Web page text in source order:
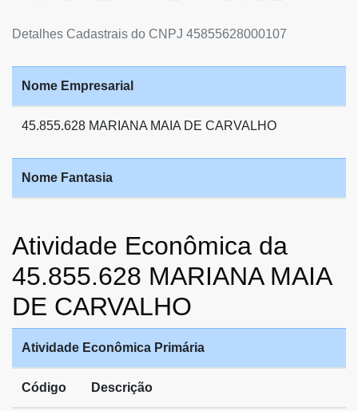
Detalhes Cadastrais do CNPJ 45855628000107
Nome Empresarial
45.855.628 MARIANA MAIA DE CARVALHO
Nome Fantasia
Atividade Econômica da
45.855.628 MARIANA MAIA
DE CARVALHO
Atividade Econômica Primária
Código Descrição